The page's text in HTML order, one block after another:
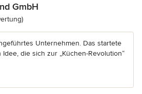
GmbH
5 von 5 Sternen
Unternehmen. Das startete
die sich zur „Küchen-Revolution“